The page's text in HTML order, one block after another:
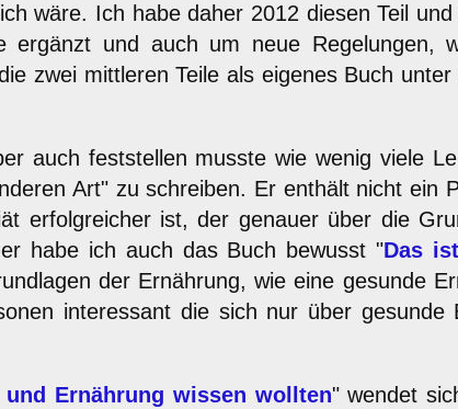
wäre. Ich habe daher 2012 diesen Teil
ergänzt und auch um neue Regelungen,
zwei mittleren Teile als eigenes Buch
auch feststellen musste wie wenig viele
Art" zu schreiben. Er enthält nicht ein
erfolgreicher ist, der genauer über die
habe ich auch das Buch bewusst "Das
der Ernährung, wie eine gesunde
interessant die sich nur über gesunde
Ernährung wissen wollten" wendet